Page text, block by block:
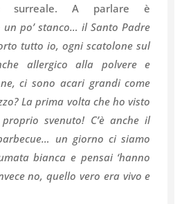
surreale. A parlare è
un po’ stanco… il Santo Padre
tutto io, ogni scatolone sul
allergico alla polvere e
ci sono acari grandi come
La prima volta che ho visto
svenuto! C’è anche il
un giorno ci siamo
bianca e pensai ‘hanno
no, quello vero era vivo e